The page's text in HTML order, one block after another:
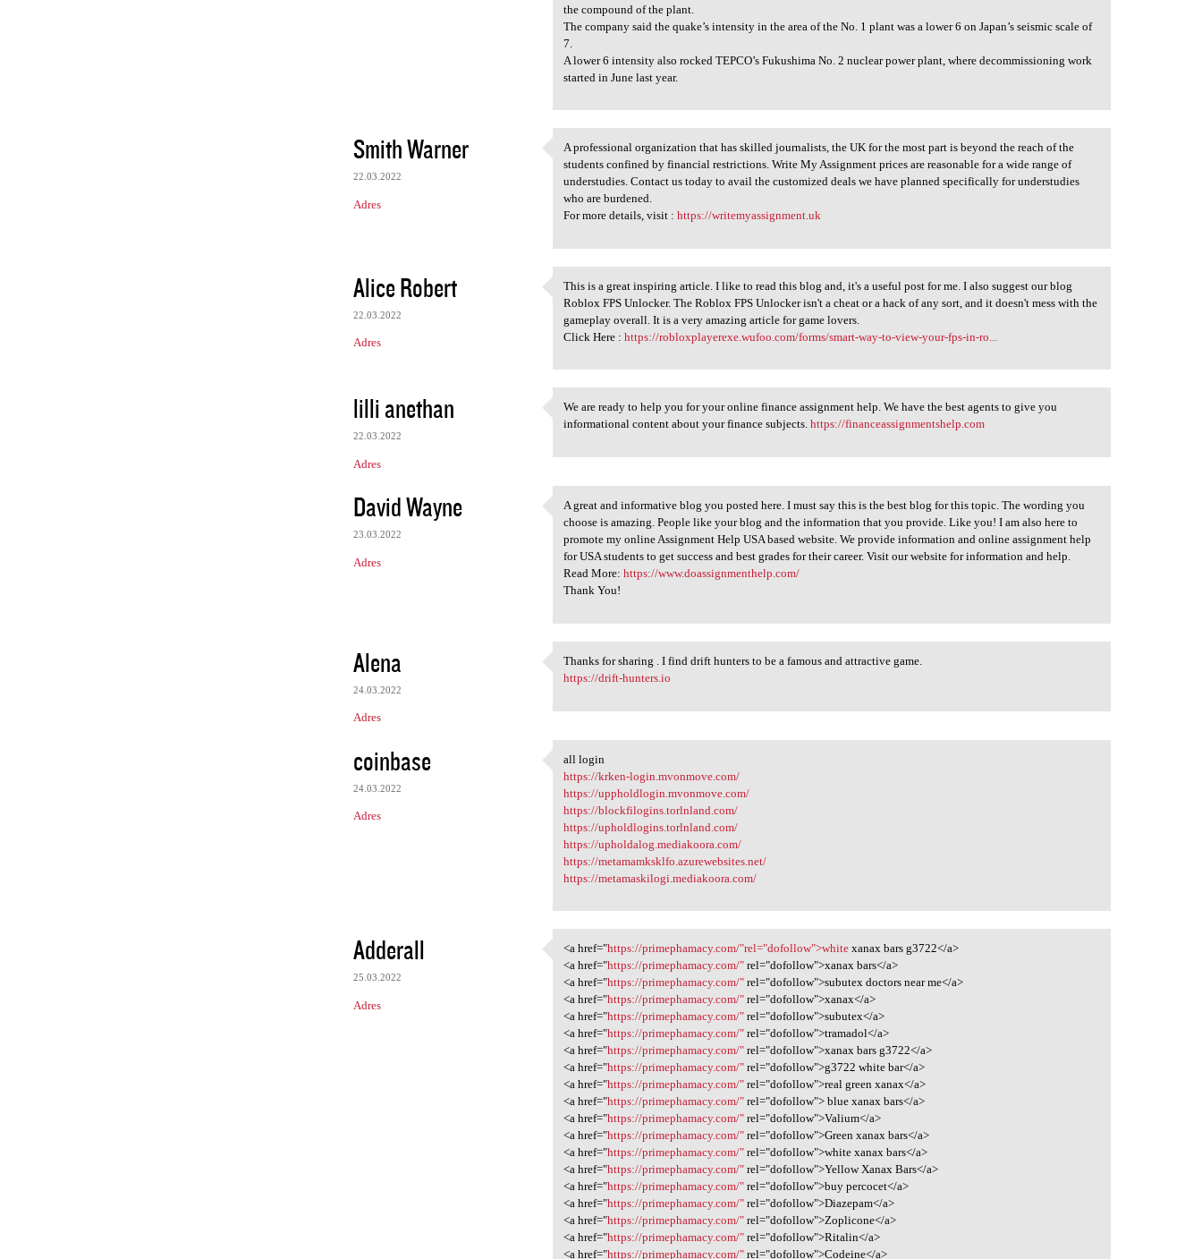
the compound of the plant.
The company said the quake’s intensity in the area of the No. 1 plant was a lower 6 on Japan’s seismic scale of
7.
A lower 6 intensity also rocked TEPCO’s Fukushima No. 2 nuclear power plant, where decommissioning work
started in June last year.
Smith Warner
22.03.2022
Adres
A professional organization
A professional organization that has skilled journalists, the UK for the most part is beyond the reach of the
students confined by financial restrictions. Write My Assignment prices are reasonable for a wide range of
understudies. Contact us today to avail the customized deals we have planned specifically for understudies
who are burdened.
For more details, visit :https://writemyassignment.uk
Alice Robert
22.03.2022
Adres
This is a great inspiring
This is a great inspiring article. I like to read this blog and, it's a useful post for me. I also suggest our blog
Roblox FPS Unlocker. The Roblox FPS Unlocker isn't a cheat or a hack of any sort, and it doesn't mess with the
gameplay overall. It is a very amazing article for game lovers.
Click Here :https://robloxplayerexe.wufoo.com/forms/smart-way-to-view-your-fps-in-ro...
lilli anethan
22.03.2022
Adres
We are ready to help you for
We are ready to help you for your online finance assignment help. We have the best agents to give you
informational content about your finance subjects.https://financeassignmentshelp.com
David Wayne
23.03.2022
Adres
A great and informative blog
A great and informative blog you posted here. I must say this is the best blog for this topic. The wording you
choose is amazing. People like your blog and the information that you provide. Like you! I am also here to
promote my online Assignment Help USA based website. We provide information and online assignment help
for USA students to get success and best grades for their career. Visit our website for information and help.
Read More:https://www.doassignmenthelp.com/
Thank You!
Alena
24.03.2022
Adres
Thanks for sharing . I find
Thanks for sharing . I find drift hunters to be a famous and attractive game.
https://drift-hunters.io
coinbase
24.03.2022
Adres
all login
all login
https://krken-login.mvonmove.com/
https://uppholdlogin.mvonmove.com/
https://blockfilogins.torlnland.com/
https://upholdlogins.torlnland.com/
https://upholdalog.mediakoora.com/
https://metamamksklfo.azurewebsites.net/
https://metamaskilogi.mediakoora.com/
Adderall
25.03.2022
Adres
<a href="https://primephamacy
<a href="https://primephamacy.com/"rel="dofollow">white xanax bars g3722</a>
<a href="https://primephamacy.com/" rel="dofollow">xanax bars</a>
<a href="https://primephamacy.com/" rel="dofollow">subutex doctors near me</a>
<a href="https://primephamacy.com/" rel="dofollow">xanax</a>
<a href="https://primephamacy.com/" rel="dofollow">subutex</a>
<a href="https://primephamacy.com/" rel="dofollow">tramadol</a>
<a href="https://primephamacy.com/" rel="dofollow">xanax bars g3722</a>
<a href="https://primephamacy.com/" rel="dofollow">g3722 white bar</a>
<a href="https://primephamacy.com/" rel="dofollow">real green xanax</a>
<a href="https://primephamacy.com/" rel="dofollow"> blue xanax bars</a>
<a href="https://primephamacy.com/" rel="dofollow">Valium</a>
<a href="https://primephamacy.com/" rel="dofollow">Green xanax bars</a>
<a href="https://primephamacy.com/" rel="dofollow">white xanax bars</a>
<a href="https://primephamacy.com/" rel="dofollow">Yellow Xanax Bars</a>
<a href="https://primephamacy.com/" rel="dofollow">buy percocet</a>
<a href="https://primephamacy.com/" rel="dofollow">Diazepam</a>
<a href="https://primephamacy.com/" rel="dofollow">Zoplicone</a>
<a href="https://primephamacy.com/" rel="dofollow">Ritalin</a>
<a href="https://primephamacy.com/" rel="dofollow">Codeine</a>